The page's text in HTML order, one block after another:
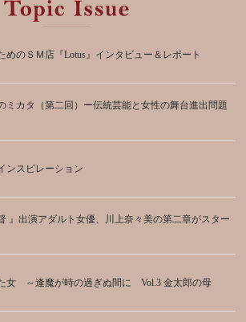
めのＳＭ店『Lotus』インタビュー＆レポート
ミカタ（第二回）ー伝統芸能と女性の舞台進出問題
ンスピレーション
』出演アダルト女優、川上奈々美の第二章がスター
女 ～逢魔が時の過ぎぬ間に Vol.3 金太郎の母